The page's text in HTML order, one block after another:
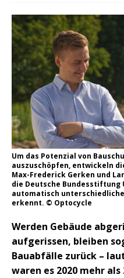
Um das Potenzial von
auszuschöpfen, entwickeln
Max-Frederick Gerken und
die Deutsche Bundesstiftung
automatisch
erkennt. © Optocycle
Werden Gebäude
aufgerissen, bleiben
Bauabfälle zurück –
waren es 2020 mehr